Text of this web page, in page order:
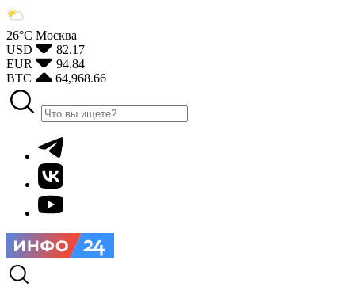
26°С Москва
USD
82.17
EUR
94.84
BTC
64,968.66